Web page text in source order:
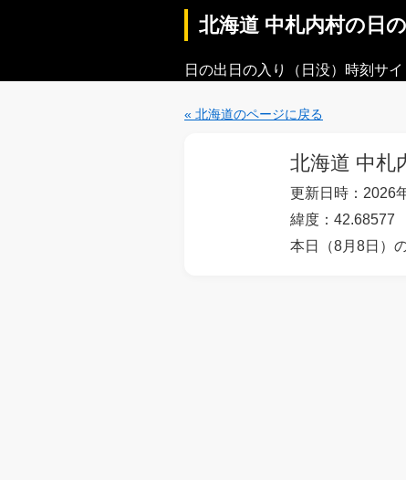
北海道 中札内村の日
日の出日の入り（日没）時刻サ
« 北海道のページに戻る
北海道 中札
更新日時：2026
緯度：
本日（8月8日）